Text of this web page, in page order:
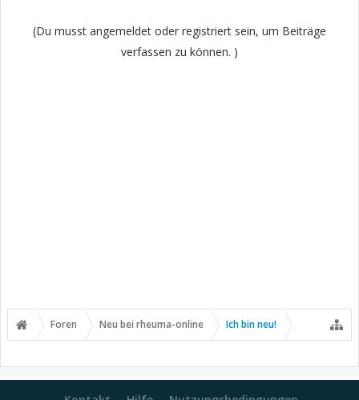
(Du musst angemeldet oder registriert sein, um Beiträge
verfassen zu können. )
Foren Neu bei rheuma-online Ich bin neu!